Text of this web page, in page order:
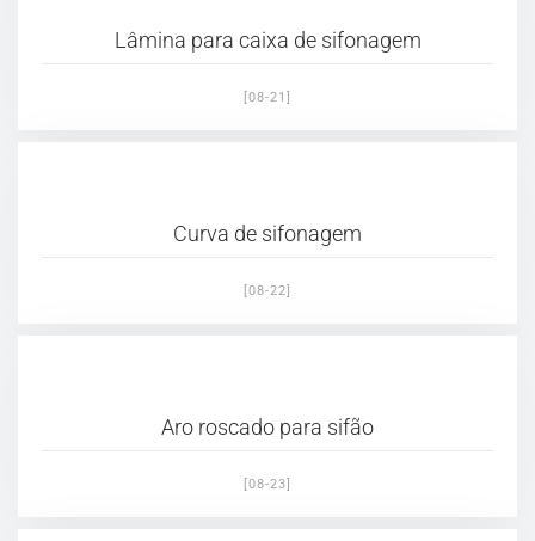
Lâmina para caixa de sifonagem
[08-21]
Curva de sifonagem
[08-22]
Aro roscado para sifão
[08-23]